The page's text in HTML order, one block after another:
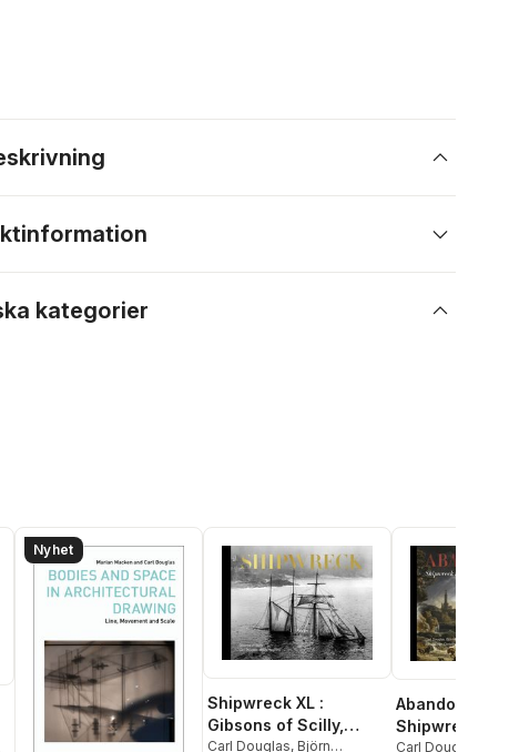
kategorier
Nyhet
Shipwreck XL :
Gibsons of Scilly,
Collectors edition
Carl Douglas, Björn
Abandon ship
Shipwreck in
Carl Douglas